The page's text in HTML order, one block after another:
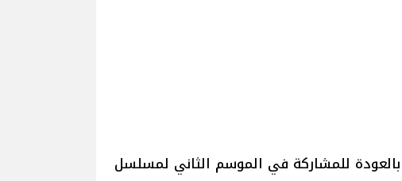
للمشاركة في الموسم الثاني لمسلسل